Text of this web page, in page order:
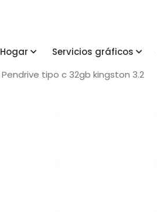
Hogar Servicios gráficos
Pendrive tipo c 32gb kingston 3.2